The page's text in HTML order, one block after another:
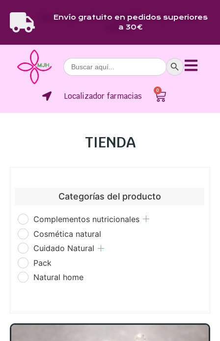
Envío gratuito en pedidos superiores
a 30€
Buscar: Botón de
Localizador farmacias
0
TIENDA
Categorías del producto
Complementos nutricionales
Cosmética natural
Cuidado Natural
Pack
Natural home